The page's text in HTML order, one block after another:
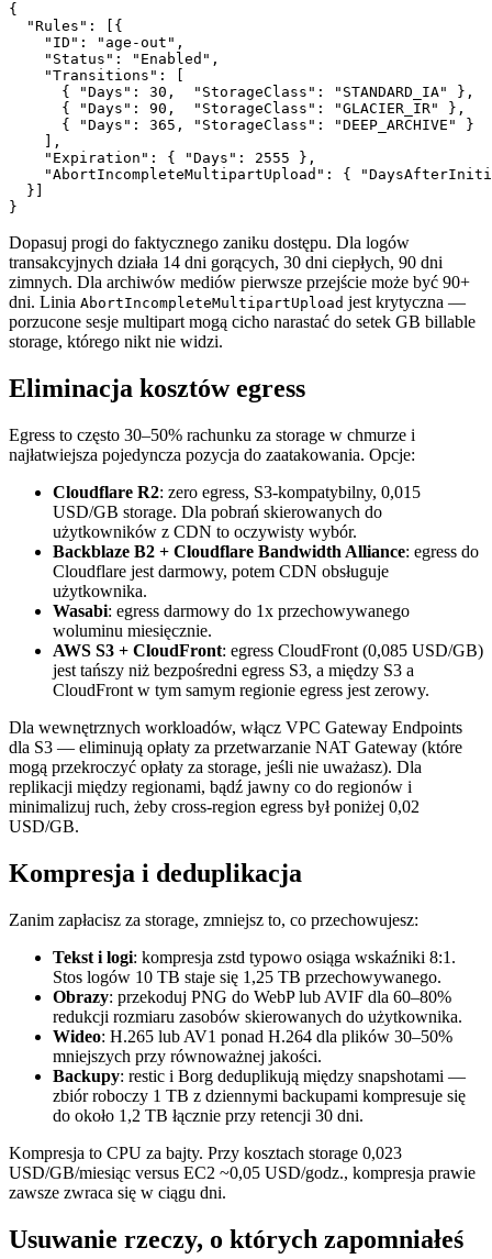
{
  "Rules": [{
    "ID": "age-out",
    "Status": "Enabled",
    "Transitions": [
      { "Days": 30,  "StorageClass": "STANDARD_IA" },
      { "Days": 90,  "StorageClass": "GLACIER_IR" },
      { "Days": 365, "StorageClass": "DEEP_ARCHIVE" }
    ],
    "Expiration": { "Days": 2555 },
"AbortIncompleteMultipartUpload": {
  }]
Dopasuj progi do faktycznego zaniku dostępu. Dla logów
transakcyjnych działa 14 dni gorących, 30 dni ciepłych, 90 dni
zimnych. Dla archiwów mediów pierwsze przejście może być 90+
dni. Linia AbortIncompleteMultipartUpload jest krytyczna —
porzucone sesje multipart mogą cicho narastać do setek GB billable
storage, którego nikt nie widzi.
Eliminacja kosztów egress
Egress to często 30–50% rachunku za storage w chmurze i
najłatwiejsza pojedyncza pozycja do zaatakowania. Opcje:
Cloudflare R2: zero egress, S3-kompatybilny, 0,015
USD/GB storage. Dla pobrań skierowanych do
użytkowników z CDN to oczywisty wybór.
Backblaze B2 + Cloudflare Bandwidth Alliance: egress do
Cloudflare jest darmowy, potem CDN obsługuje
użytkownika.
Wasabi: egress darmowy do 1x przechowywanego
woluminu miesięcznie.
AWS S3 + CloudFront: egress CloudFront (0,085 USD/GB)
jest tańszy niż bezpośredni egress S3, a między S3 a
CloudFront w tym samym regionie egress jest zerowy.
Dla wewnętrznych workloadów, włącz VPC Gateway Endpoints
dla S3 — eliminują opłaty za przetwarzanie NAT Gateway (które
mogą przekroczyć opłaty za storage, jeśli nie uważasz). Dla
replikacji między regionami, bądź jawny co do regionów i
minimalizuj ruch, żeby cross-region egress był poniżej 0,02
USD/GB.
Kompresja i deduplikacja
Zanim zapłacisz za storage, zmniejsz to, co przechowujesz:
Tekst i logi: kompresja zstd typowo osiąga wskaźniki 8:1.
Stos logów 10 TB staje się 1,25 TB przechowywanego.
Obrazy: przekoduj PNG do WebP lub AVIF dla 60–80%
redukcji rozmiaru zasobów skierowanych do użytkownika.
Wideo: H.265 lub AV1 ponad H.264 dla plików 30–50%
mniejszych przy równoważnej jakości.
Backupy: restic i Borg deduplikują między snapshotami —
zbiór roboczy 1 TB z dziennymi backupami kompresuje się
do około 1,2 TB łącznie przy retencji 30 dni.
Kompresja to CPU za bajty. Przy kosztach storage 0,023
USD/GB/miesiąc versus EC2 ~0,05 USD/godz., kompresja prawie
zawsze zwraca się w ciągu dni.
Usuwanie rzeczy, o których zapomniałeś